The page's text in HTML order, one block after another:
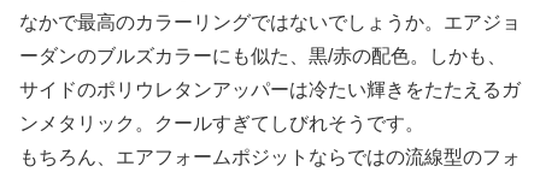
なかで最高のカラーリングではないでしょうか。エアジョ
ーダンのブルズカラーにも似た、黒/赤の配色。しかも、
サイドのポリウレタンアッパーは冷たい輝きをたたえるガ
ンメタリック。クールすぎてしびれそうです。
もちろん、エアフォームポジットならではの流線型のフォ